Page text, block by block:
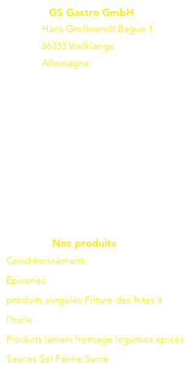
GS Gastro GmbH
Hans Großwendt Bague 1
66333 Vœlklange
Allemagne
Nos produits
Conditionnement
Épiceries
produits surgelés Friture des frites à
l'huile
Produits laitiers fromage légumes épices
Sauces Sel Farine Sucre